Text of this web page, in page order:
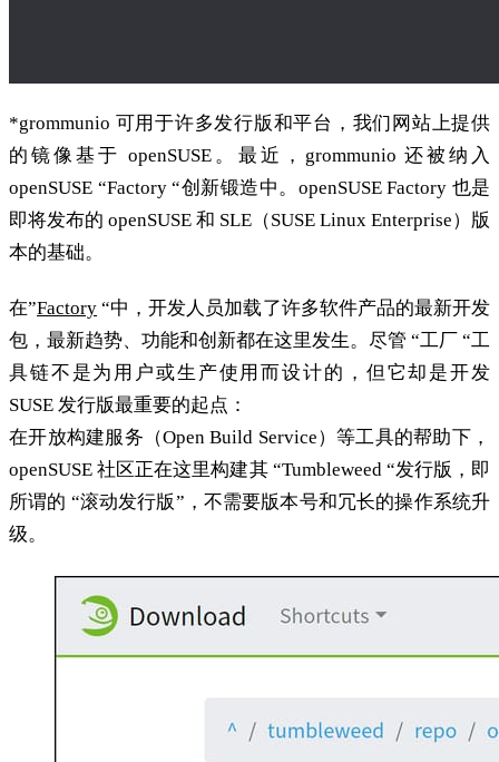
*grommunio 可用于许多发行版和平台，我们网站上提供
的镜像基于 openSUSE。最近，grommunio 还被纳入
openSUSE “Factory “创新锻造中。openSUSE Factory 也是
即将发布的 openSUSE 和 SLE（SUSE Linux Enterprise）版
本的基础。
在”Factory “中，开发人员加载了许多软件产品的最新开发
包，最新趋势、功能和创新都在这里发生。尽管 “工厂 “工
具链不是为用户或生产使用而设计的，但它却是开发
SUSE 发行版最重要的起点：
在开放构建服务（Open Build Service）等工具的帮助下，
openSUSE 社区正在这里构建其 “Tumbleweed “发行版，即
所谓的 “滚动发行版”，不需要版本号和冗长的操作系统升
级。